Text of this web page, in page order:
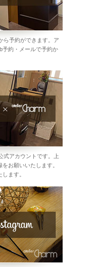
ら予約ができます。ア
予約・メールで予約か
式アカウントです。上
お願いいたします。
ます。